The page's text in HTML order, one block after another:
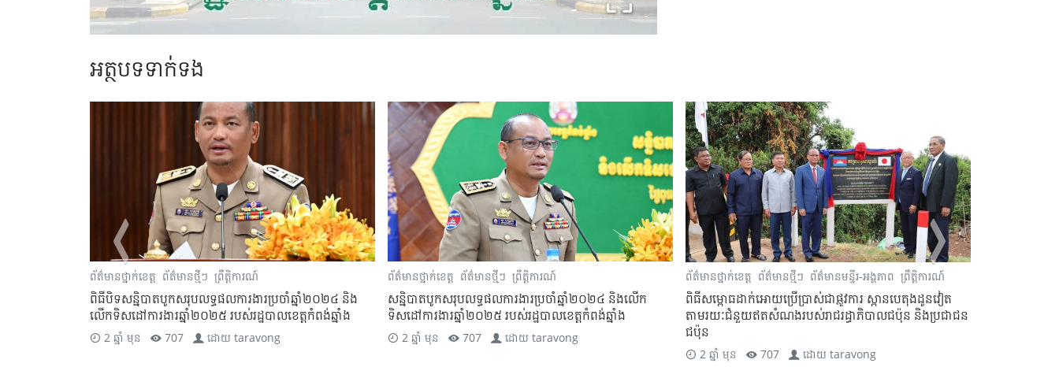
អត្ថបទទាក់ទង
ព័ត៌មានថ្នាក់ខេត្ត ព័ត៌មានថ្មីៗ ព្រឹត្តិការណ៍
ពិធីបិទសន្និបាតបូកសរុបលទ្ធផលការងារប្រចាំឆ្នាំ២០២៤ និង
លើកទិសដៅការងារឆ្នាំ២០២៥ របស់រដ្ឋបាលខេត្តកំពង់ឆ្នាំង
2 ឆ្នាំ មុន 707 ដោយ taravong
ព័ត៌មានថ្នាក់ខេត្ត ព័ត៌មានថ្មីៗ ព្រឹត្តិការណ៍
សន្និបាតបូកសរុបលទ្ធផលការងារប្រចាំឆ្នាំ២០២៤ និងលើក
ទិសដៅការងារឆ្នាំ២០២៥ របស់រដ្ឋបាលខេត្តកំពង់ឆ្នាំង
2 ឆ្នាំ មុន 707 ដោយ taravong
ព័ត៌មានថ្នាក់ខេត្ត ព័ត៌មានថ្មីៗ ព័ត៌មានមន្ទីរ-អង្គភាព ព្រឹត្តិការណ៍
ពិធីសម្ពោធដាក់អោយប្រើប្រាស់ជាផ្លូវការ ស្ពានបេតុងដូនវៀត
តាមរយៈជំនួយឥតសំណងរបស់រាជរដ្ធាភិបាលជប៉ុន និងប្រជាជន
ជប៉ុន
2 ឆ្នាំ មុន 707 ដោយ taravong